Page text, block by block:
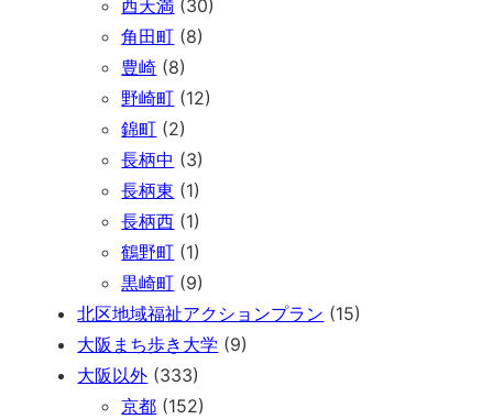
西天満 (30)
角田町 (8)
豊崎 (8)
野崎町 (12)
錦町 (2)
長柄中 (3)
長柄東 (1)
長柄西 (1)
鶴野町 (1)
黒崎町 (9)
北区地域福祉アクションプラン (15)
大阪まち歩き大学 (9)
大阪以外 (333)
京都 (152)